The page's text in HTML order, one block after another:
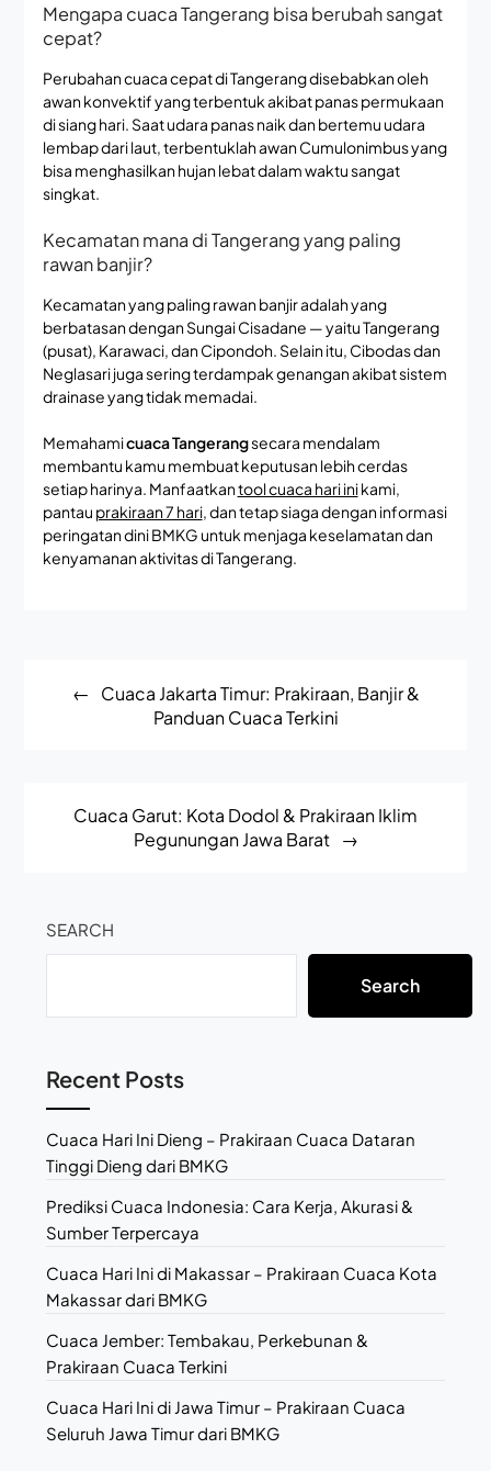
Mengapa cuaca Tangerang bisa berubah sangat
cepat?
Perubahan cuaca cepat di Tangerang disebabkan oleh
awan konvektif yang terbentuk akibat panas permukaan
di siang hari. Saat udara panas naik dan bertemu udara
lembap dari laut, terbentuklah awan Cumulonimbus yang
bisa menghasilkan hujan lebat dalam waktu sangat
singkat.
Kecamatan mana di Tangerang yang paling
rawan banjir?
Kecamatan yang paling rawan banjir adalah yang
berbatasan dengan Sungai Cisadane — yaitu Tangerang
(pusat), Karawaci, dan Cipondoh. Selain itu, Cibodas dan
Neglasari juga sering terdampak genangan akibat sistem
drainase yang tidak memadai.
Memahamicuaca Tangerangsecara mendalam
membantu kamu membuat keputusan lebih cerdas
setiap harinya. Manfaatkantool cuaca hari inikami,
pantau prakiraan 7 hari, dan tetap siaga dengan informasi
peringatan dini BMKG untuk menjaga keselamatan dan
kenyamanan aktivitas di Tangerang.
navigationCuaca Jakarta Timur: Prakiraan, Banjir &
Panduan Cuaca Terkini
Cuaca Garut: Kota Dodol & Prakiraan Iklim
Pegunungan Jawa Barat
SEARCH
Search
Recent Posts
Cuaca Hari Ini Dieng – Prakiraan Cuaca Dataran
Tinggi Dieng dari BMKG
Prediksi Cuaca Indonesia: Cara Kerja, Akurasi &
Sumber Terpercaya
Cuaca Hari Ini di Makassar – Prakiraan Cuaca Kota
Makassar dari BMKG
Cuaca Jember: Tembakau, Perkebunan &
Prakiraan Cuaca Terkini
Cuaca Hari Ini di Jawa Timur – Prakiraan Cuaca
Seluruh Jawa Timur dari BMKG